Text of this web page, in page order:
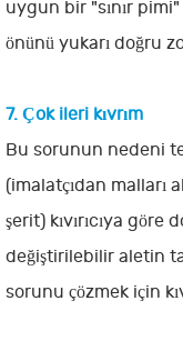
uygun bir "sınır pimi"
önünü yukarı doğru
7. Çok ileri kıvrım
Bu sorunun nedeni
(imalatçıdan malları
şerit) kıvırıcıya göre
değiştirilebilir aletin
sorunu çözmek için